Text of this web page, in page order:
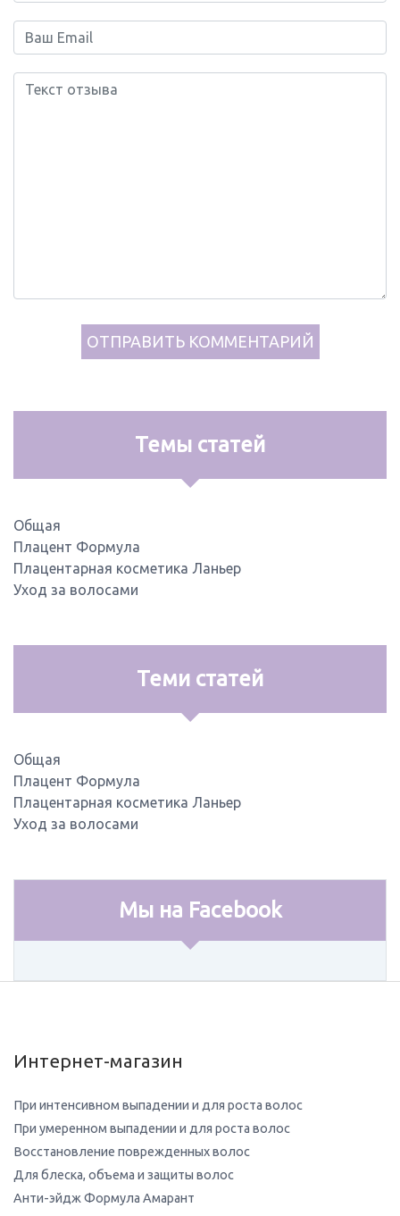
Темы статей
Общая
Плацент Формула
Плацентарная косметика Ланьер
Уход за волосами
Теми статей
Общая
Плацент Формула
Плацентарная косметика Ланьер
Уход за волосами
Мы на Facebook
Интернет-магазин
При интенсивном выпадении и для роста волос
При умеренном выпадении и для роста волос
Восстановление поврежденных волос
Для блеска, объема и защиты волос
Анти-эйдж Формула Амарант